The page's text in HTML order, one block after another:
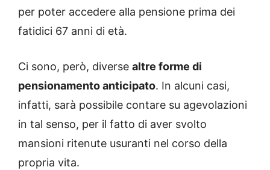
per poter accedere alla pensione prima dei
fatidici 67 anni di età.
Ci sono, però, diverse altre forme di
pensionamento anticipato. In alcuni casi,
infatti, sarà possibile contare su agevolazioni
in tal senso, per il fatto di aver svolto
mansioni ritenute usuranti nel corso della
propria vita.